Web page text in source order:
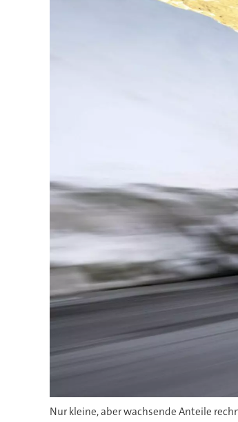
Nur kleine, aber wachsende Anteile